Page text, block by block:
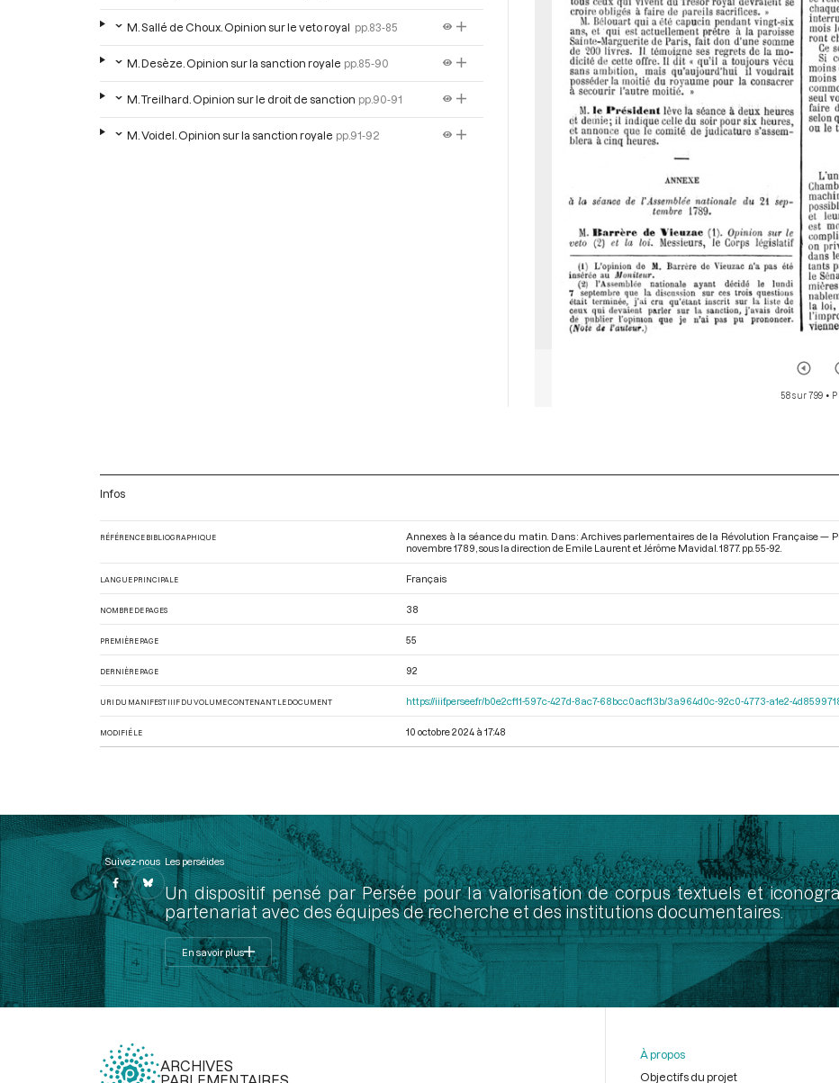
M. Sallé de Choux. Opinion sur le veto royal pp.83-85
M. Desèze. Opinion sur la sanction royale pp.85-90
M. Treilhard. Opinion sur le droit de sanction pp.90-91
M. Voidel. Opinion sur la sanction royale pp.91-92
58 sur 799 •
Infos
RÉFÉRENCE BIBLIOGRAPHIQUE
Annexes à la séance du matin. Dans : Archives parlementaires de la Révolution Française —
novembre 1789 , sous la direction de Emile Laurent et Jérôme Mavidal. 1877. pp. 55-92.
LANGUE PRINCIPALE Français
NOMBRE DE PAGES 38
PREMIÈRE PAGE 55
DERNIÈRE PAGE 92
URI DU MANIFEST IIIF DU VOLUME CONTENANT LE DOCUMENT https://iiif.persee.fr/b0e2cf11-597c-427d-8ac7-68bcc0acf13b/3a964d0c-92c0-4773-a1e2-
MODIFIÉ LE 10 octobre 2024 à 17:48
Suivez-nous Les perséides
Un dispositif pensé par Persée pour la valorisation de corpus textuels et
partenariat avec des équipes de recherche et des institutions documentaires.
En savoir plus
ARCHIVES
À propos
Objectifs du projet